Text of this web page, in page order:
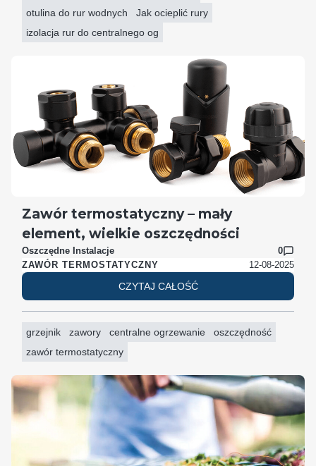
otulina do rur wodnych
Jak ocieplić rury
izolacja rur do centralnego og
ZAWÓR TERMOSTATYCZNY 12-08-2025
Zawór termostatyczny – mały
element, wielkie oszczędności
CZYTAJ CAŁOŚĆ
Oszczędne Instalacje 0
grzejnik zawory centralne ogrzewanie
oszczędność
zawór termostatyczny